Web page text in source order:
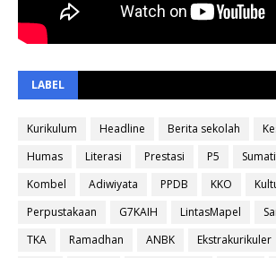
LABEL
Kurikulum Headline Berita sekolah
Humas
Literasi Prestasi P5
Kombel
Adiwiyata PPDB KKO
Perpustakaan
G7KAIH LintasMapel
TKA
Ramadhan ANBK Ekstrakurikuler